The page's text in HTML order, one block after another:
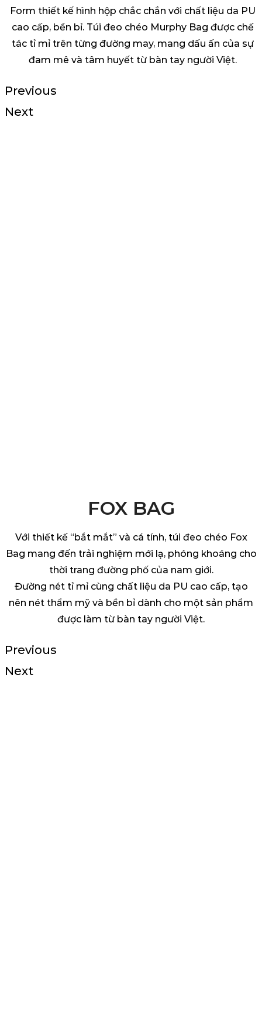
Form thiết kế hình hộp chắc chắn với chất liệu da PU
cao cấp, bền bỉ. Túi đeo chéo Murphy Bag được chế
tác tỉ mỉ trên từng đường may, mang dấu ấn của sự
đam mê và tâm huyết từ bàn tay người Việt.
Previous
Next
FOX BAG
Với thiết kế “bắt mắt” và cá tính, túi đeo chéo Fox
Bag mang đến trải nghiệm mới lạ, phóng khoáng cho
thời trang đường phố của nam giới.
Đường nét tỉ mỉ cùng chất liệu da PU cao cấp, tạo
nên nét thẩm mỹ và bền bỉ dành cho một sản phẩm
được làm từ bàn tay người Việt.
Previous
Next